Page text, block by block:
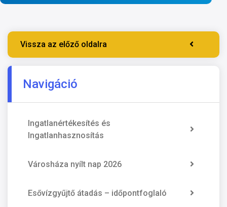
Vissza az előző oldalra
Navigáció
Ingatlanértékesítés és
Ingatlanhasznosítás
Városháza nyílt nap 2026
Esővízgyűjtő átadás – időpontfoglaló